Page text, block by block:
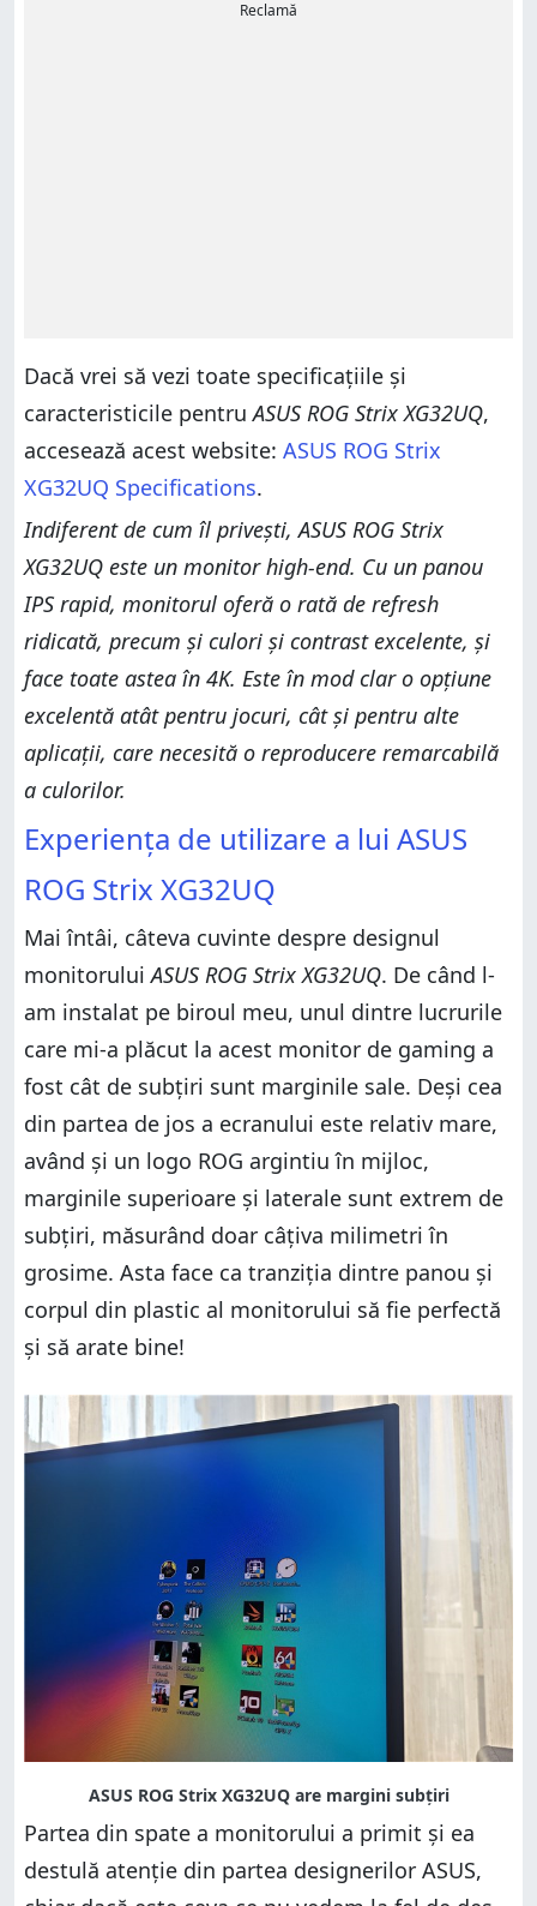
Reclamă
Dacă vrei să vezi toate specificațiile și
caracteristicile pentruASUS ROG Strix XG32UQ,
accesează acest website: ASUS ROG Strix
XG32UQ Specifications.
Indiferent de cum îl privești, ASUS ROG Strix
XG32UQ este un monitor high-end. Cu un panou
IPS rapid, monitorul oferă o rată de refresh
ridicată, precum și culori și contrast excelente, și
face toate astea în 4K. Este în mod clar o opțiune
excelentă atât pentru jocuri, cât și pentru alte
aplicații, care necesită o reproducere remarcabilă
a culorilor.
Experiența de utilizare a lui ASUS
ROG Strix XG32UQ
Mai întâi, câteva cuvinte despre designul
monitoruluiASUS ROG Strix XG32UQ. De când l-
am instalat pe biroul meu, unul dintre lucrurile
care mi-a plăcut la acest monitor de gaming a
fost cât de subțiri sunt marginile sale. Deși cea
din partea de jos a ecranului este relativ mare,
având și un logo ROG argintiu în mijloc,
marginile superioare și laterale sunt extrem de
subțiri, măsurând doar câțiva milimetri în
grosime. Asta face ca tranziția dintre panou și
corpul din plastic al monitorului să fie perfectă
și să arate bine!
Partea din spate a monitorului a primit și ea
destulă atenție din partea designerilor ASUS,